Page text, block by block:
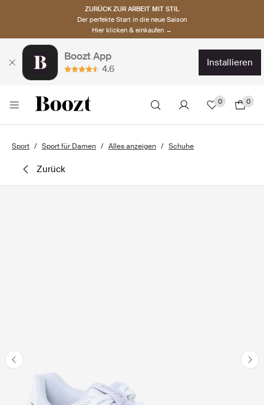
ZURÜCK ZUR ARBEIT MIT STIL
Der perfekte Start in die neue Saison
Hier klicken & einkaufen →
Boozt App
4.6
installieren
0 0
Sport Sport für Damen Alles anzeigen Schuhe
zurück